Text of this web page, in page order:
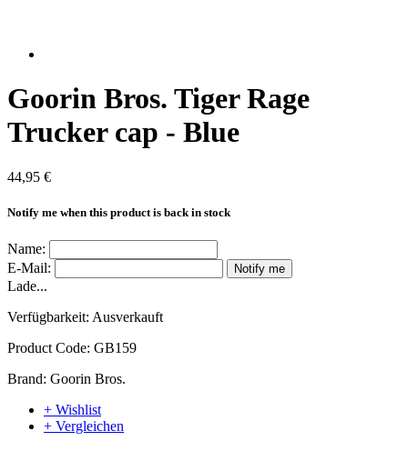
Goorin Bros. Tiger Rage
Trucker cap - Blue
44,95 €
Notify me when this product is back in stock
Name:
E-Mail:
Notify me
Lade...
Verfügbarkeit: Ausverkauft
Product Code: GB159
Brand: Goorin Bros.
+ Wishlist
+ Vergleichen